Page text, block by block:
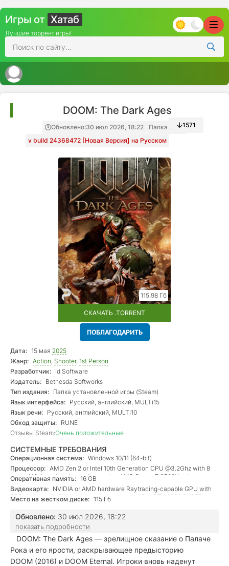
Игры от Хатаб
Лучшие торрент игры!
DOOM: The Dark Ages
Обновлено:30 июл 2026, 18:22
Папка игры
v build 24368472 [Новая Версия] на Русском
1571
115,98 Гб
СКАЧАТЬ .TORRENT
ПОБЛАГОДАРИТЬ
Дата: 15 мая 2025
Жанр: Action, Shooter, 1st Person
Разработчик: id Software
Издатель: Bethesda Softworks
Тип издания: Папка установленной игры (Steam)
Язык интерфейса: Русский, английский, MULTi15
Язык речи: Русский, английский, MULTi10
Обход защиты: RUNE
Отзывы Steam:Очень положительные
СИСТЕМНЫЕ ТРЕБОВАНИЯ
Операционная система: Windows 10/11 (64-bit)
Процессор: AMD Zen 2 or Intel 10th Generation CPU @3.2Ghz with 8
cores / 16 threads or better (examples: AMD Ryzen 7 3700X or better, or
Intel Core i7 10700K or better)
Оперативная память: 16 GB
Видеокарта: NVIDIA or AMD hardware Raytracing-capable GPU with
8GB dedicated VRAM or better (examples: NVIDIA RTX 2060 SUPER or
Место на жестком диске: 115 Гб
Обновлено: 30 июл 2026, 18:22
показать подробности
DOOM: The Dark Ages — зрелищное сказание о Палаче
Рока и его ярости, раскрывающее предысторию
DOOM (2016) и DOOM Eternal. Игроки вновь наденут